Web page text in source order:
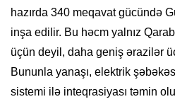
hazırda 340 meqavat gücündə
inşa edilir. Bu həcm yalnız
üçün deyil, daha geniş ərazilər
Bununla yanaşı, elektrik
sistemi ilə inteqrasiyası təmin